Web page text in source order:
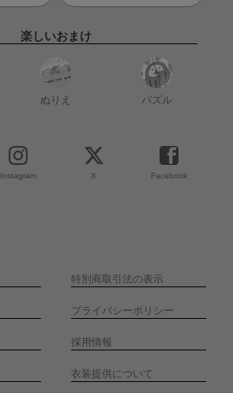
楽しいおまけ
ぬりえ パズル
Instagram X Facebook
特別商取引法の表示
プライバシーポリシー
採用情報
衣装提供について